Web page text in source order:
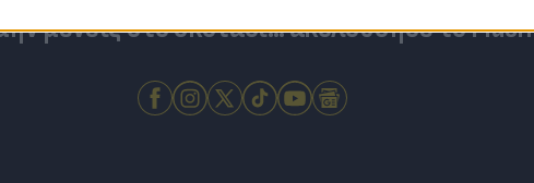
μένεις στο σκοτάδι... ακολούθησε το